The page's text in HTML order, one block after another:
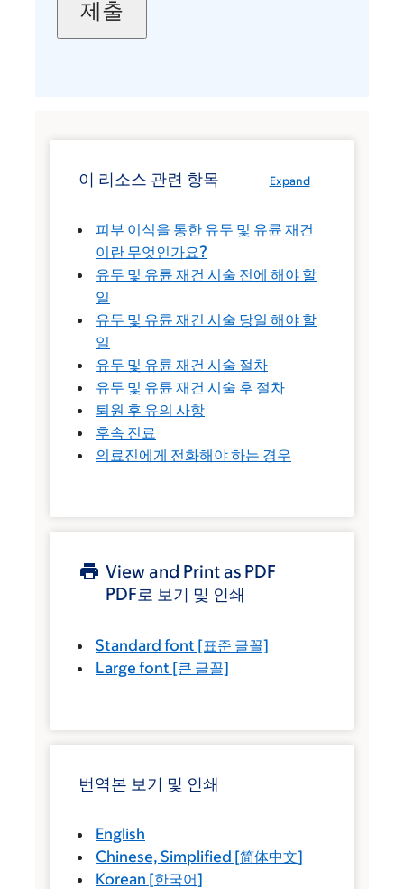
Expand
이 리소스 관련 항목
피부 이식을 통한 유두 및 유륜 재건
이란 무엇인가요?
유두 및 유륜 재건 시술 전에 해야 할
일
유두 및 유륜 재건 시술 당일 해야 할
일
유두 및 유륜 재건 시술 절차
유두 및 유륜 재건 시술 후 절차
퇴원 후 유의 사항
후속 진료
의료진에게 전화해야 하는 경우
View and Print as PDF
PDF로 보기 및 인쇄
Standard font [표준 글꼴]
Large font [큰 글꼴]
번역본 보기 및 인쇄
English
Chinese, Simplified [简体中文]
Korean [한국어]